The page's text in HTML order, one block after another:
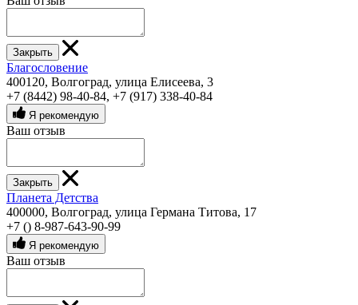
Закрыть
Благословение
400120, Волгоград, улица Елисеева, 3
+7 (8442) 98-40-84, +7 (917) 338-40-84
Я рекомендую
Ваш отзыв
Закрыть
Планета Детства
400000, Волгоград, улица Германа Титова, 17
+7 () 8-987-643-90-99
Я рекомендую
Ваш отзыв